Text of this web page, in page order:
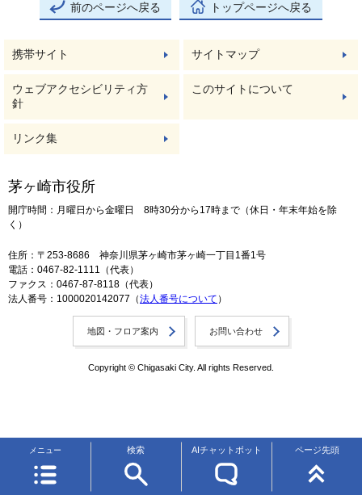
前のページへ戻る トップページへ戻る
メニュー 検索 AIチャットボット ページ先頭
携帯サイト サイトマップ
ウェブアクセシビリティ方
針
このサイトについて
リンク集
茅ヶ崎市役所
開庁時間：月曜日から金曜日 8時30分から17時まで（休日・年末年始を除
く）
住所：〒253-8686 神奈川県茅ヶ崎市茅ヶ崎一丁目1番1号
電話：0467-82-1111（代表）
ファクス：0467-87-8118（代表）
法人番号：1000020142077（法人番号について ）
地図・フロア案内 お問い合わせ
Copyright © Chigasaki City. All rights Reserved.